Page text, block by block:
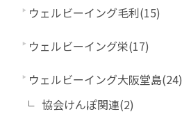
ウェルビーイング毛利(15)
ウェルビーイング栄(17)
ウェルビーイング大阪堂島(24)
協会けんぽ関連(2)